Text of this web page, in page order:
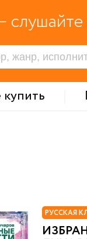
слушайте
купить
РУССКАЯ